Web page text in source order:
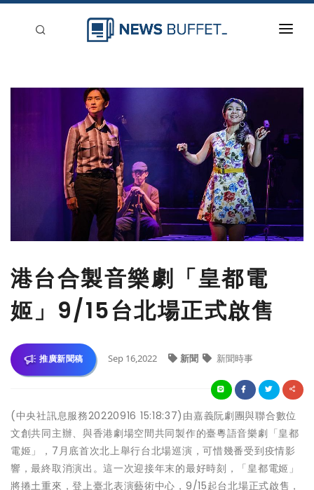
港台合製音樂劇「皇都電
姬」9/15台北場正式啟售
推廣新聞稿 Sep 16,2022 新聞 新聞時事
(中央社訊息服務20220916 15:18:37)由嘉義阮劇團與聯合數位
文創共同主辦、與香港劇場空間共同製作的臺粵語音樂劇「皇都
電姬」，7月底首次北上舉行台北場巡演，可惜幾番受到疫情影
響，最終取消演出。這一次迎接年末的最好時刻，「皇都電姬」
將捲土重來，登上臺北表演藝術中心，9/15起台北場正式啟售，